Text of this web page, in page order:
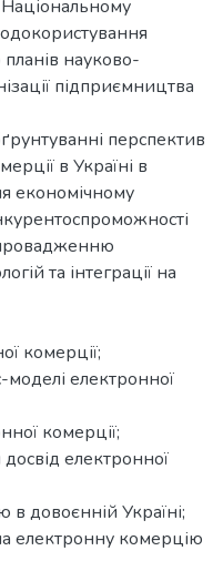
науково-
підприємництва
перспектив
в Україні в
економічному
та інтеграції на
комерції;
моделі електронної
комерції;
електронної
довоєнній Україні;
електронну комерцію